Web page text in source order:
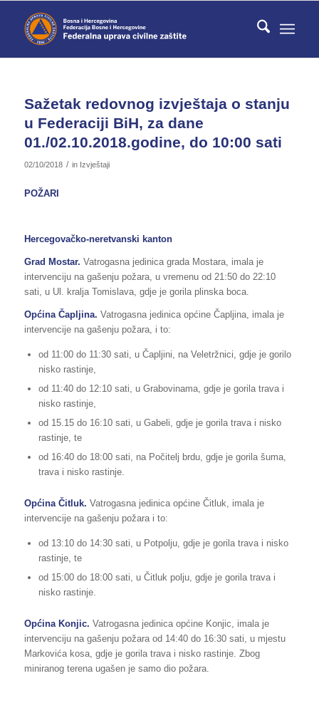
Sažetak redovnog izvještaja o stanju
u Federaciji BiH, za dane
01./02.10.2018.godine, do 10:00 sati
02/10/2018 / in Izvještaji
POŽARI
Hercegovačko-neretvanski kanton
Grad Mostar. Vatrogasna jedinica grada Mostara, imala je
intervenciju na gašenju požara, u vremenu od 21:50 do 22:10
sati, u Ul. kralja Tomislava, gdje je gorila plinska boca.
Općina Čapljina. Vatrogasna jedinica općine Čapljina, imala je
intervencije na gašenju požara, i to:
od 11:00 do 11:30 sati, u Čapljini, na Veletržnici, gdje je gorilo
nisko rastinje,
od 11:40 do 12:10 sati, u Grabovinama, gdje je gorila trava i
nisko rastinje,
od 15.15 do 16:10 sati, u Gabeli, gdje je gorila trava i nisko
rastinje, te
od 16:40 do 18:00 sati, na Počitelj brdu, gdje je gorila šuma,
trava i nisko rastinje.
Općina Čitluk. Vatrogasna jedinica općine Čitluk, imala je
intervencije na gašenju požara i to:
od 13:10 do 14:30 sati, u Potpolju, gdje je gorila trava i nisko
rastinje, te
od 15:00 do 18:00 sati, u Čitluk polju, gdje je gorila trava i
nisko rastinje.
Općina Konjic. Vatrogasna jedinica općine Konjic, imala je
intervenciju na gašenju požara od 14:40 do 16:30 sati, u mjestu
Markovića kosa, gdje je gorila trava i nisko rastinje. Zbog
miniranog terena ugašen je samo dio požara.